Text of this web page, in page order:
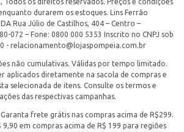
durarem os estoques. Lins Ferrão
Rua Júlio de Castilhos, 404 – Centro –
072 – Fone: 0800 000 5353 Inscrito no CNPJ sob
- relacionamento@lojaspompeia.com.br
não cumulativas. Válidas por tempo limitado.
aplicados diretamente na sacola de compras e
selecionada de itens. Consulte os termos e
das respectivas campanhas.
Garanta frete grátis nas compras acima de R$299.
em compras acima de R$ 199 para regiões